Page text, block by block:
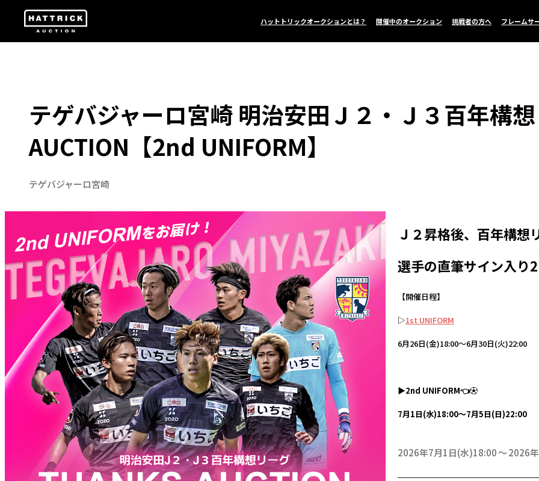
ハットトリックオークションとは？ 開催中のオークション 挑戦者の方へ フレームサ
テゲバジャーロ宮崎 明治安田Ｊ２・Ｊ３百年構
AUCTION【2nd UNIFORM】
テゲバジャーロ宮崎
Ｊ２昇格後、百年構想
選手の直筆サイン入り
【開催日程】
▷1st UNIFORM
6月26日(金)18:00～6月30日(火)22:00
▶2nd UNIFORM👈⚽
7月1日(水)18:00～7月5日(日)22:00
2026年7月1日(水)18:00 2026